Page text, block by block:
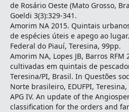
de Rosário Oeste (Mato Grosso,
Goeldi 3(3):329-341.
Amorim NA 2015. Quintais
de espécies úteis e apego ao
Federal do Piauí, Teresina, 99pp.
Amorim NA, Lopes JB, Barros RFM
cultivadas em quintais de
Teresina/PI, Brasil. In Questões
Norte brasileiro, EDUFPI, Teresina,
APG IV. An update of the
classification for the orders and